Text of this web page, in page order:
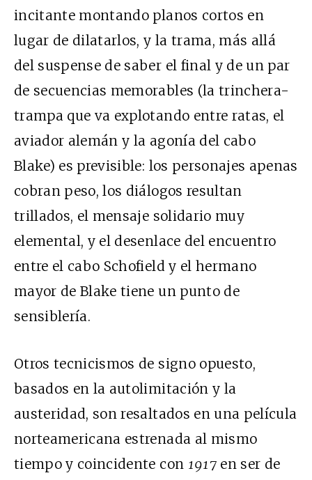
incitante montando planos cortos en
lugar de dilatarlos, y la trama, más allá
del suspense de saber el final y de un par
de secuencias memorables (la trinchera-
trampa que va explotando entre ratas, el
aviador alemán y la agonía del cabo
Blake) es previsible: los personajes apenas
cobran peso, los diálogos resultan
trillados, el mensaje solidario muy
elemental, y el desenlace del encuentro
entre el cabo Schofield y el hermano
mayor de Blake tiene un punto de
sensiblería.
Otros tecnicismos de signo opuesto,
basados en la autolimitación y la
austeridad, son resaltados en una película
norteamericana estrenada al mismo
tiempo y coincidente con 1917 en ser de